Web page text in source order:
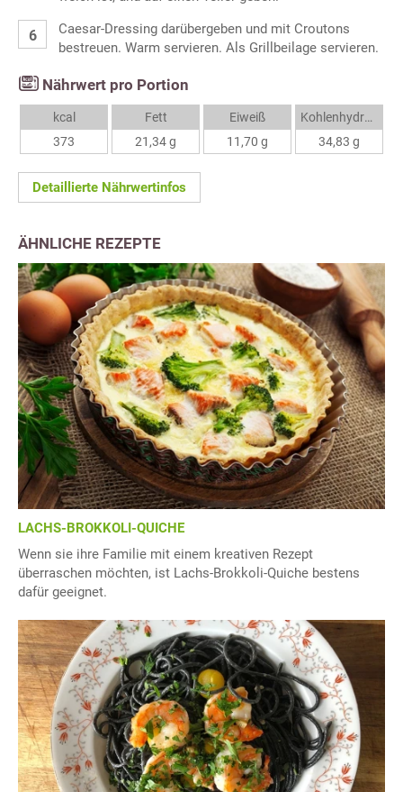
Caesar-Dressing darübergeben und mit Croutons
bestreuen. Warm servieren. Als Grillbeilage servieren.
Nährwert pro Portion
kcal
373
Fett
21,34 g
Eiweiß
11,70 g
Kohlenhydrate
34,83 g
Detaillierte Nährwertinfos
ÄHNLICHE REZEPTE
LACHS-BROKKOLI-QUICHE
Wenn sie ihre Familie mit einem kreativen Rezept
überraschen möchten, ist Lachs-Brokkoli-Quiche bestens
dafür geeignet.